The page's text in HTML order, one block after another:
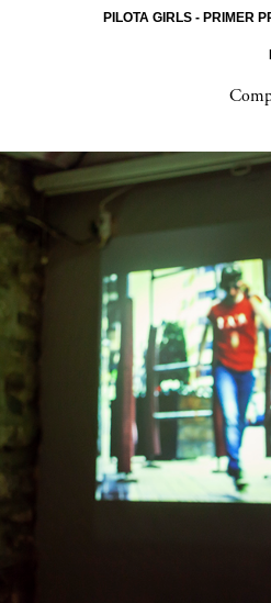
PILOTA GIRLS - PRIMER